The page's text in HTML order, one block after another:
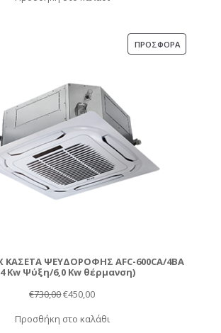
was:
τιμή
€495,00.
ΠΡΟΣΦΟΡΆΠΡΟΪΌΝ
ΚΑΣΕΤΑ ΨΕΥΔΟΡΟΦΗΣ AFC-600CA/4BA
Kw Ψύξη/6,0 Kw θέρμανση)
€730,00Original
was:
€450,00Η
τιμή
Προσθήκη στο καλάθι